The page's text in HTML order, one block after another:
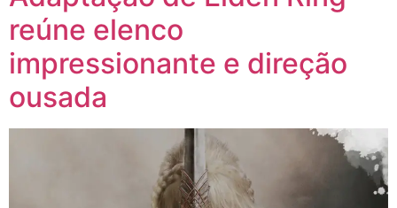
reúne elenco
impressionante e direção
ousada